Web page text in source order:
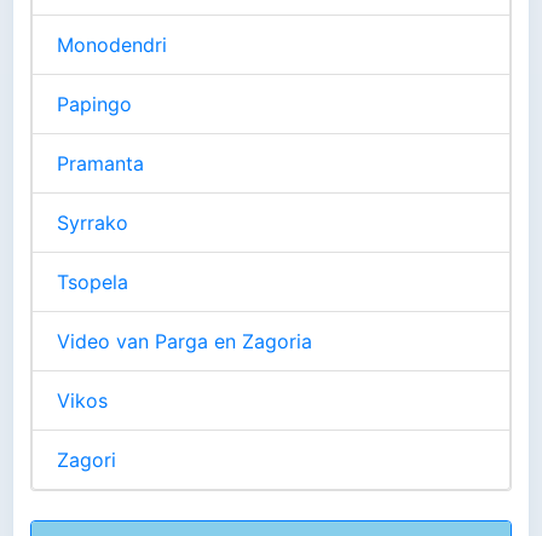
Monodendri
Papingo
Pramanta
Syrrako
Tsopela
Video van Parga en Zagoria
Vikos
Zagori